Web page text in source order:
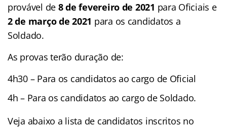
provável de 8 de fevereiro de 2021 para Oficiais e
2 de março de 2021 para os candidatos a
Soldado.
As provas terão duração de:
4h30 – Para os candidatos ao cargo de Oficial
4h – Para os candidatos ao cargo de Soldado.
Veja abaixo a lista de candidatos inscritos no